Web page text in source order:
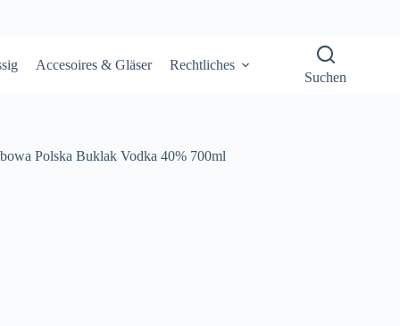
Accesoires & Gläser
Rechtliches
Suchen
Polska Buklak Vodka 40% 700ml